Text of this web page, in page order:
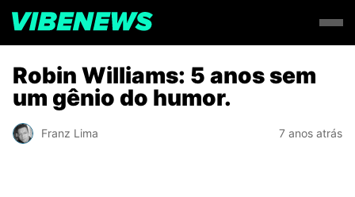
Robin Williams: 5 anos sem
um gênio do humor.
Franz Lima 7 anos atrás